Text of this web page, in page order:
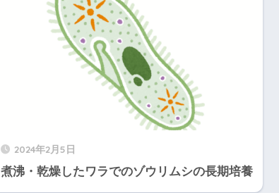
2024年2月5日
煮沸・乾燥したワラでのゾウリムシの長期培養